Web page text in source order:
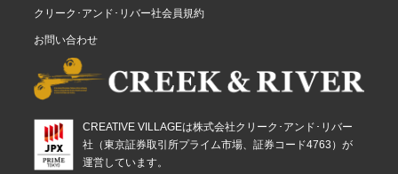
クリーク･アンド･リバー社会員規約
お問い合わせ
CREATIVE VILLAGEは株式会社クリーク･アンド･リバー
社（東京証券取引所プライム市場、証券コード4763）が
運営しています。